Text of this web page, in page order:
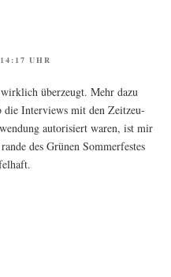
UHR
über­zeugt. Mehr dazu
die Inter­views mit den Zeit­zeu­
auto­ri­siert waren, ist mir
des Grü­nen Som­mer­fes­tes